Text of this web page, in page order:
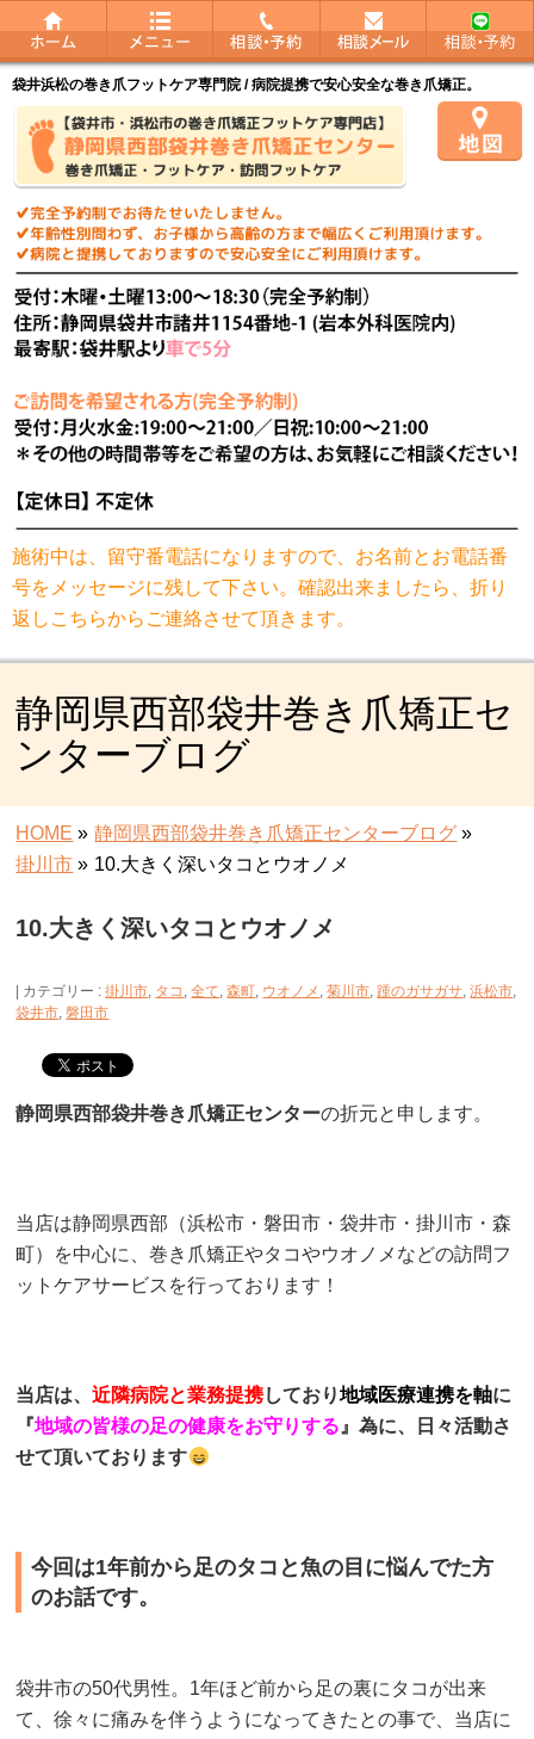
袋井浜松の巻き爪フットケア専門院 / 病院提携で安心安全な巻き爪矯正。
施術中は、留守番電話になりますので、お名前とお電話番
号をメッセージに残して下さい。確認出来ましたら、折り
返しこちらからご連絡させて頂きます。
静岡県西部袋井巻き爪矯正セ
ンターブログ
HOME » 静岡県西部袋井巻き爪矯正センターブログ »
掛川市 » 10.大きく深いタコとウオノメ
10.大きく深いタコとウオノメ
カテゴリー :掛川市, タコ ,全て,森町, ウオノメ ,菊川市,踵のガサガサ,浜松市,
袋井市,磐田市
静岡県西部袋井巻き爪矯正センターの折元と申します。
当店は静岡県西部（浜松市・磐田市・袋井市・掛川市・森
町）を中心に、巻き爪矯正やタコやウオノメなどの訪問フ
ットケアサービスを行っております！
当店は、近隣病院と業務提携しており地域医療連携を軸に
『地域の皆様の足の健康をお守りする 』為に、日々活動さ
せて頂いております
今回は1年前から足のタコと魚の目に悩んでた方
のお話です。
袋井市の50代男性。1年ほど前から足の裏にタコが出来
て、徐々に痛みを伴うようになってきたとの事で、当店に